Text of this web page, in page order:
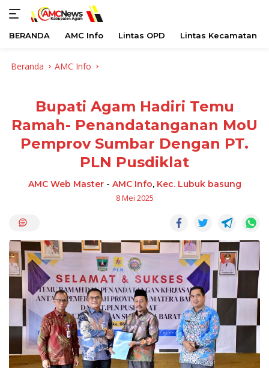
BERANDA AMC Info Lintas OPD Lintas Kecamatan
Beranda AMC Info
Bupati Agam Hadiri Temu
Ramah- Penandatanganan MoU
Pemprov Sumbar Dengan PT.
PLN Pusdiklat
AMC Web Master- AMC Info, Kec. Lubuk basung
8 Mei 2025